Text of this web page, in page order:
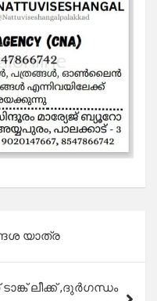
യാത്ര
ലീക്ക് ,ദുർഗന്ധം